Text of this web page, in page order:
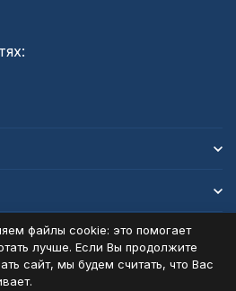
файлы cookie: это помогает
лучше. Если Вы продолжите
сайт, мы будем считать, что Вас